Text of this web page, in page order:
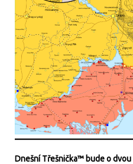
Dnešní Třešnička™ bude o